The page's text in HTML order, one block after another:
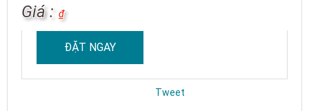
Giá : ₫
ĐẶT NGAY
Tweet